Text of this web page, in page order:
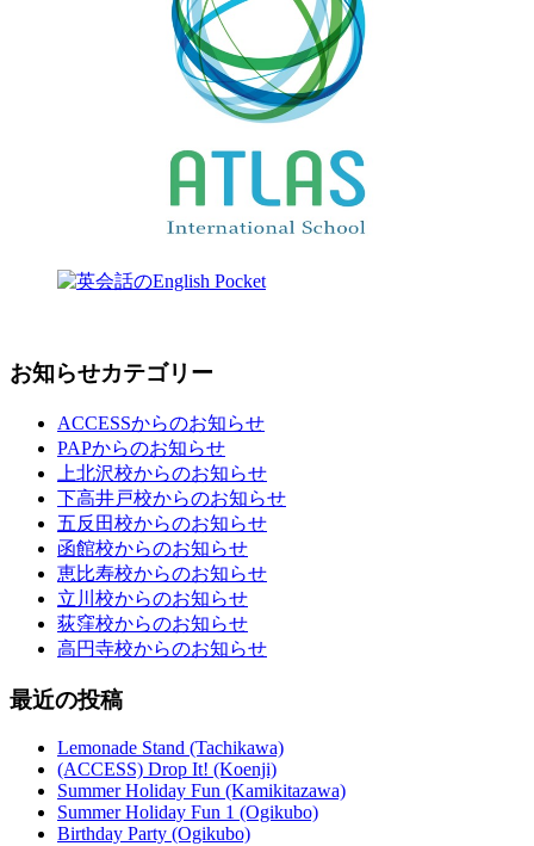
お知らせカテゴリー
ACCESSからのお知らせ
PAPからのお知らせ
上北沢校からのお知らせ
下高井戸校からのお知らせ
五反田校からのお知らせ
函館校からのお知らせ
恵比寿校からのお知らせ
立川校からのお知らせ
荻窪校からのお知らせ
高円寺校からのお知らせ
最近の投稿
Lemonade Stand (Tachikawa)
(ACCESS) Drop It! (Koenji)
Summer Holiday Fun (Kamikitazawa)
Summer Holiday Fun 1 (Ogikubo)
Birthday Party (Ogikubo)